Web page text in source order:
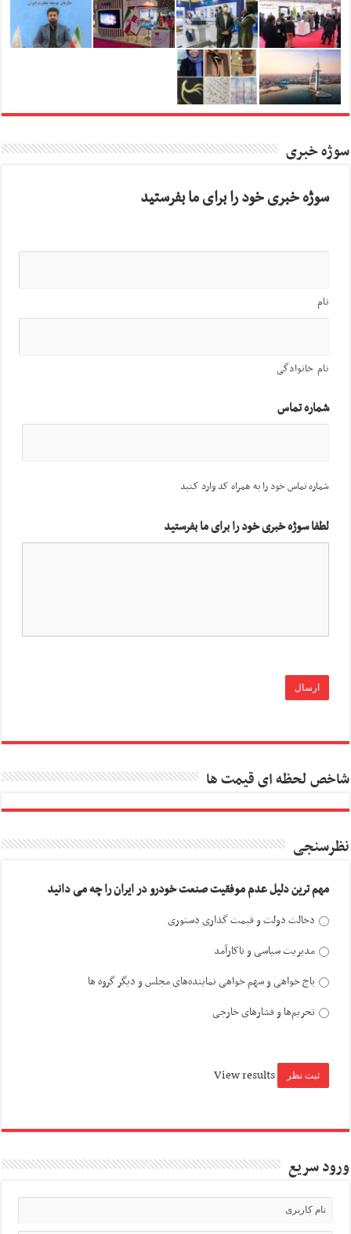
سوژه خبری
سوژه خبری خود را برای ما بفرستید
نام
نام خانوادگی
شماره تماس
شماره تماس خود را به همراه کد وارد کنید
لطفا سوژه خبری خود را برای ما بفرستید
شاخص لحظه ای قیمت ها
نظرسنجی
مهم ترین دلیل عدم موفقیت صنعت خودرو در ایران را چه می دانید
دخالت دولت و قیمت گذاری دستوری
مدیریت سیاسی و ناکارآمد
باج خواهی و سهم خواهی نماینده‌های مجلس و دیگر گروه ها
تحریم‌ها و فشارهای خارجی
View results
ورود سریع